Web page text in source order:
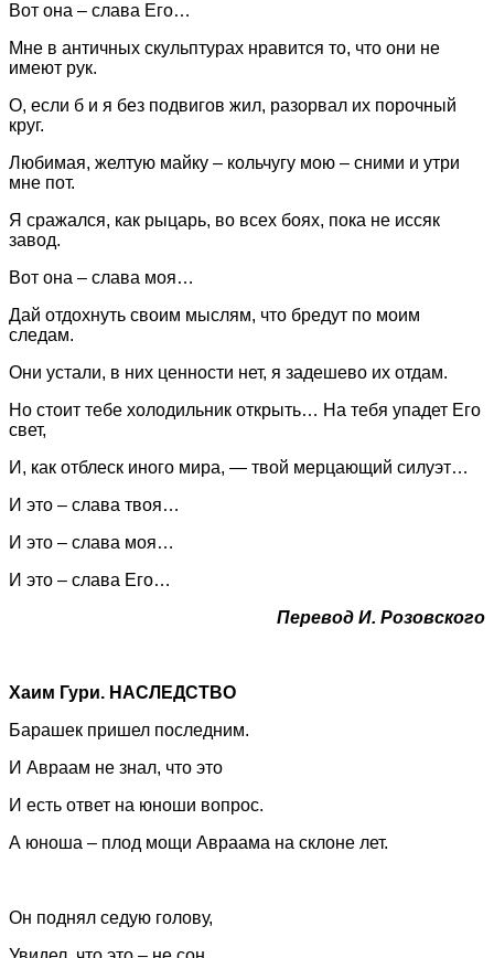
Вот она – слава Его…
Мне в античных скульптурах нравится то, что они не
имеют рук.
О, если б и я без подвигов жил, разорвал их порочный
круг.
Любимая, желтую майку – кольчугу мою – сними и утри
мне пот.
Я сражался, как рыцарь, во всех боях, пока не иссяк
завод.
Вот она – слава моя…
Дай отдохнуть своим мыслям, что бредут по моим
следам.
Они устали, в них ценности нет, я задешево их отдам.
Но стоит тебе холодильник открыть… На тебя упадет Его
свет,
И, как отблеск иного мира, — твой мерцающий силуэт…
И это – слава твоя…
И это – слава моя…
И это – слава Его…
Перевод И. Розовского
Хаим Гури. НАСЛЕДСТВО
Барашек пришел последним.
И Авраам не знал, что это
И есть ответ на юноши вопрос.
А юноша – плод мощи Авраама на склоне лет.
Он поднял седую голову,